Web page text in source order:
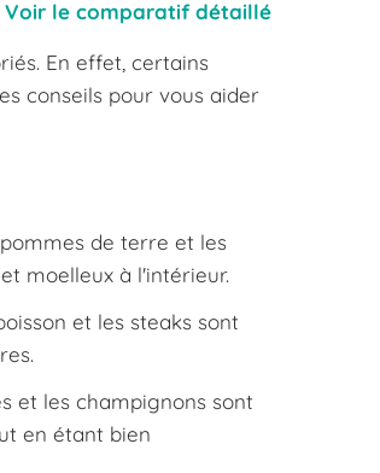
Voir le comparatif détaillé
En effet, certains
conseils pour vous aider
de terre et les
moelleux à l'intérieur.
et les steaks sont
et les champignons sont
en étant bien